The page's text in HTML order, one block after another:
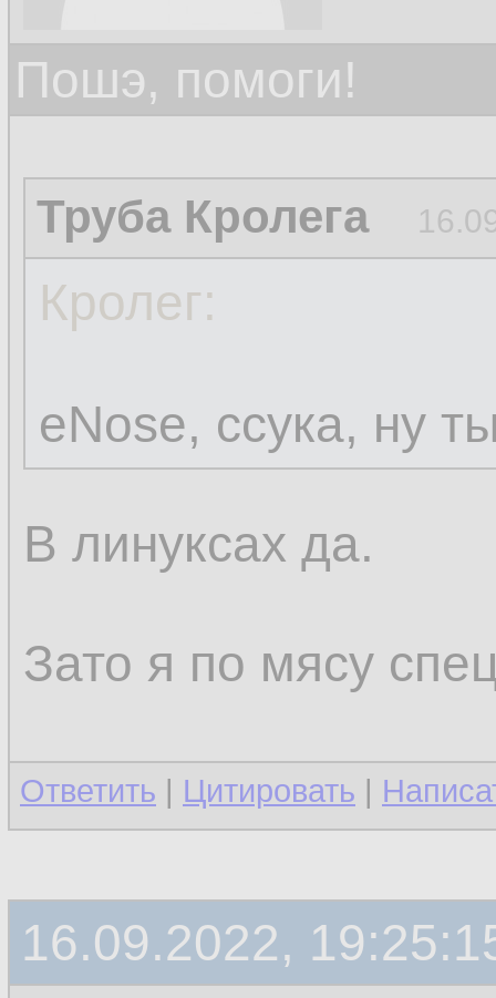
Пошэ, помоги!
Труба Кролега
Кролег:
eNose, ссука, ну
В линуксах да.
Зато я по мясу
Ответить | Цитировать |
16.09.2022,